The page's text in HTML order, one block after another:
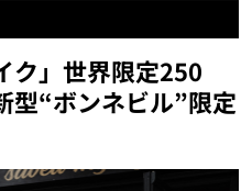
ク」世界限定250
型“ボンネビル”限定